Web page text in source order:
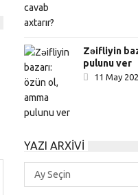
Zəifliyin
pulunu ver
11 May
YAZI ARXIVI
Yazı
Arxivi